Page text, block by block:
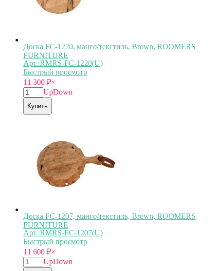
Доска FC-1220, манго/текстиль, Brown, ROOMERS
FURNITURE
Арт.:RMRS-FC-1220(U)
Быстрый просмотр
11 300 ₽×
UpDown
Купить
Доска FC-1207, манго/текстиль, Brown, ROOMERS
FURNITURE
Арт.:RMRS-FC-1207(U)
Быстрый просмотр
11 600 ₽×
UpDown